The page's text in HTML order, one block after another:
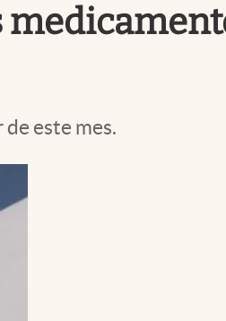
este mes.